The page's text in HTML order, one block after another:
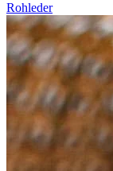
Rohleder